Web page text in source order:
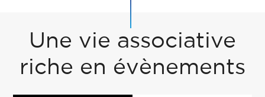
Une vie associative
riche en évènements